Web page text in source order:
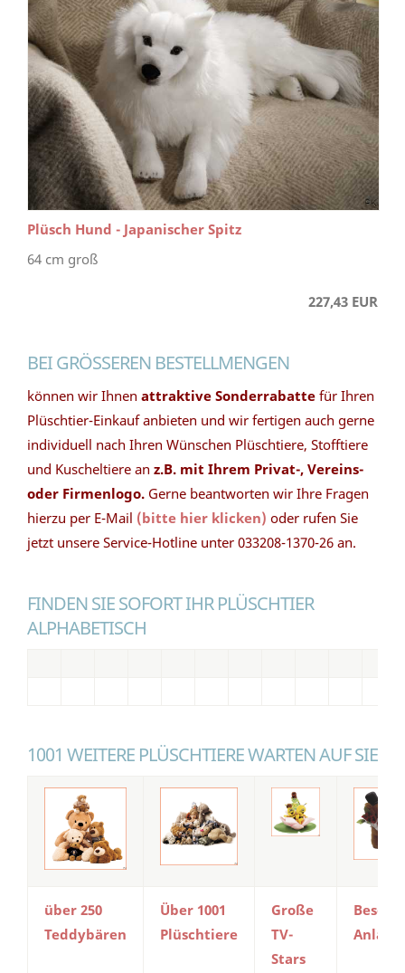
Plüsch Hund - Japanischer Spitz
64 cm groß
227,43 EUR
BEI GRÖSSEREN BESTELLMENGEN
können wir Ihnen attraktive Sonderrabatte für Ihren
Plüschtier-Einkauf anbieten und wir fertigen auch gerne
individuell nach Ihren Wünschen Plüschtiere, Stofftiere
und Kuscheltiere an z.B. mit Ihrem Privat-, Vereins-
oder Firmenlogo. Gerne beantworten wir Ihre Fragen
hierzu per E-Mail (bitte hier klicken) oder rufen Sie
jetzt unsere Service-Hotline unter 033208-1370-26 an.
FINDEN SIE SOFORT IHR PLÜSCHTIER
ALPHABETISCH
1001 WEITERE PLÜSCHTIERE WARTEN AUF SIE
über 250
Teddybären
Über 1001
Plüschtiere
Große
TV-
Stars
Anlässe